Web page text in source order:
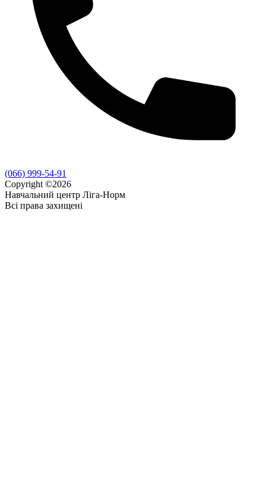
(066) 999-54-91
Copyright ©2026
Навчальний центр Ліга-Норм
Всі права захищені